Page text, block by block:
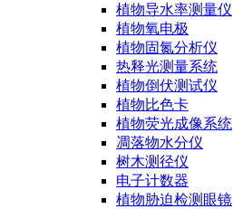
植物导水率测量仪
植物氧电极
植物固氮分析仪
热释光测量系统
植物倒伏测试仪
植物比色卡
植物荧光成像系统
凋落物水分仪
树木测径仪
电子计数器
植物胁迫检测眼镜